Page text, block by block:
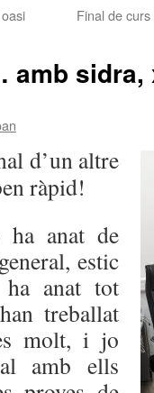
Final de
sidra,
d’un altre
ràpid!
ha anat de
estic
anat tot
treballat
molt, i jo
amb ells